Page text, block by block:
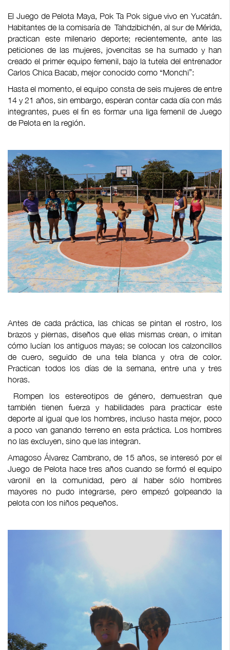
El Juego de Pelota Maya, Pok Ta Pok sigue vivo en Yucatán.
Habitantes de la comisaría de Tahdzibichén, al sur de Mérida,
practican este milenario deporte; recientemente, ante las
peticiones de las mujeres, jovencitas se ha sumado y han
creado el primer equipo femenil, bajo la tutela del entrenador
Carlos Chica Bacab, mejor conocido como “Monchi”:
Hasta el momento, el equipo consta de seis mujeres de entre
14 y 21 años, sin embargo, esperan contar cada día con más
integrantes, pues el fin es formar una liga femenil de Juego
de Pelota en la región.
Antes de cada práctica, las chicas se pintan el rostro, los
brazos y piernas, diseños que ellas mismas crean, o imitan
cómo lucían los antiguos mayas; se colocan los calzoncillos
de cuero, seguido de una tela blanca y otra de color.
Practican todos los días de la semana, entre una y tres
horas.
Rompen los estereotipos de género, demuestran que
también tienen fuerza y habilidades para practicar este
deporte al igual que los hombres, incluso hasta mejor, poco
a poco van ganando terreno en esta práctica. Los hombres
no las excluyen, sino que las integran.
Amagoso Álvarez Cambrano, de 15 años, se interesó por el
Juego de Pelota hace tres años cuando se formó el equipo
varonil en la comunidad, pero al haber sólo hombres
mayores no pudo integrarse, pero empezó golpeando la
pelota con los niños pequeños.